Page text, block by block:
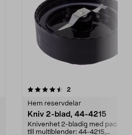
2
Hem reservdelar
Kniv 2-blad, 44-4215
Knivenhet 2-bladig med packning
till multiblender: 44-4215,
0.0 av 5 stjärnor